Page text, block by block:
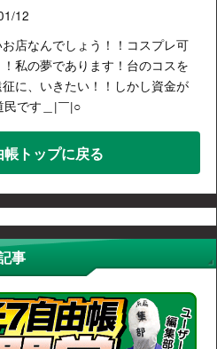
12
店なんでしょう！！コスプレ可
私の夢であります！台のコスを
に、いきたい！！しかし資金が
民です＿|￣|○
トップに戻る
事